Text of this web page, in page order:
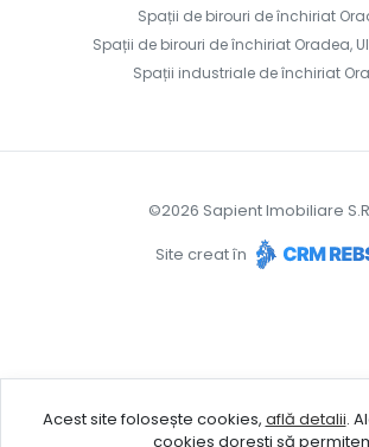
Spații de birouri de închiriat
Spații de birouri de închiriat Oradea,
Spații industriale de închiriat
©2026 Sapient Imobiliare
Site creat în
Acest site folosește cookies, află detalii.
cookies dorești să